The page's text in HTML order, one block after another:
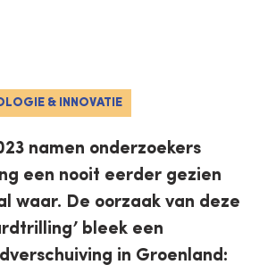
& INNOVATIE
namen onderzoekers
een nooit eerder gezien
waar. De oorzaak van deze
bleek een
in Groenland: